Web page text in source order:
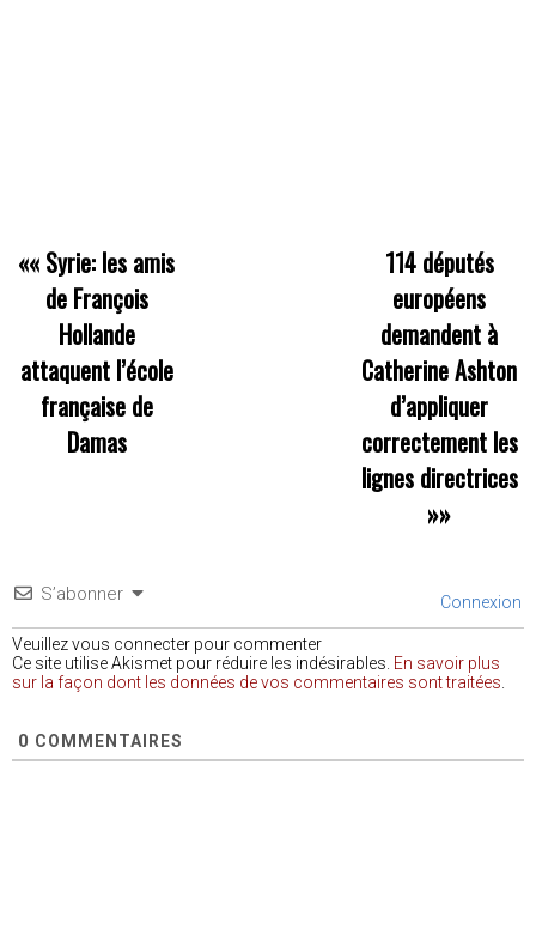
«« Syrie: les amis
de François
Hollande
attaquent l’école
française de
Damas
114 députés
européens
demandent à
Catherine Ashton
d’appliquer
correctement les
lignes directrices
»»
S’abonner Connexion
Veuillez vous connecter pour commenter
Ce site utilise Akismet pour réduire les indésirables. En savoir plus
sur la façon dont les données de vos commentaires sont traitées
0 COMMENTAIRES